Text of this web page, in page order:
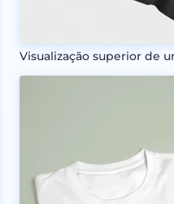
Visualização superior de